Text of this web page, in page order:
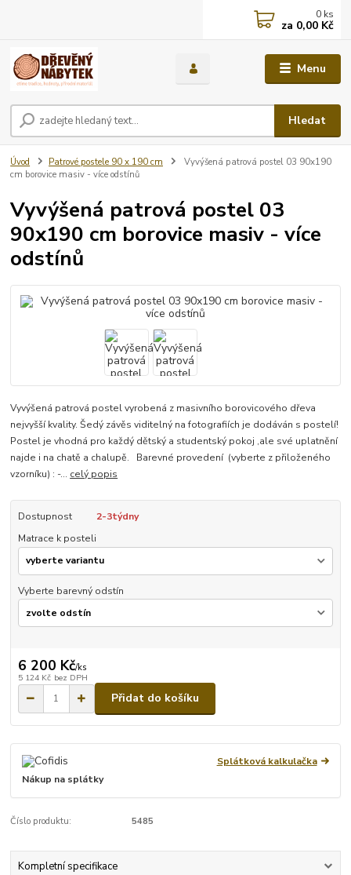
Menu
Hledat
0 ks
za 0,00 Kč
Úvod Patrové postele 90 x 190 cm
Vyvýšená patrová postel 03 90x190
cm borovice masiv - více odstínů
Vyvýšená patrová postel 03
90x190 cm borovice masiv - více
odstínů
Vyvýšená patrová postel vyrobená z masivního borovicového dřeva
nejvyšší kvality. Šedý závěs viditelný na fotografiích je dodáván s postelí!
Postel je vhodná pro každý dětský a studentský pokoj ,ale své uplatnění
najde i na chatě a chalupě. Barevné provedení (vyberte z přiloženého
vzorníku) : -... celý popis
Dostupnost
2-3týdny
Matrace k posteli
Vyberte barevný odstín
6 200 Kč/ks
5 124 Kč bez DPH
Přidat do košíku
Splátková kalkulačka
Nákup na splátky
Číslo produktu: 5485
Kompletní specifikace